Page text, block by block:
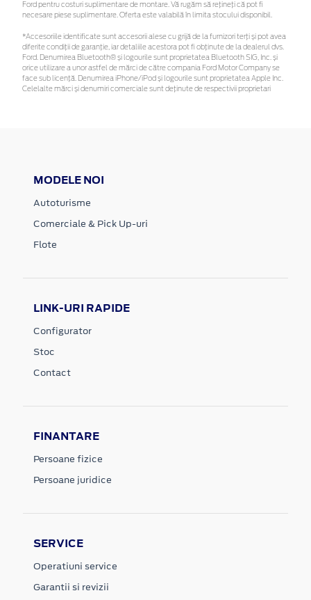
Ford pentru costuri suplimentare de montare. Vă rugăm să rețineți că pot fi
necesare piese suplimentare. Oferta este valabilă în limita stocului disponibil.
*Accesoriile identificate sunt accesorii alese cu grijă de la furnizori terți și pot avea
diferite condiții de garanție, iar detaliile acestora pot fi obținute de la dealerul dvs.
Ford. Denumirea Bluetooth® și logourile sunt proprietatea Bluetooth SIG, Inc. și
orice utilizare a unor astfel de mărci de către compania Ford Motor Company se
face sub licență. Denumirea iPhone/iPod și logourile sunt proprietatea Apple Inc.
Celelalte mărci și denumiri comerciale sunt deținute de respectivii proprietari
MODELE NOI
Autoturisme
Comerciale & Pick Up-uri
Flote
LINK-URI RAPIDE
Configurator
Stoc
Contact
FINANTARE
Persoane fizice
Persoane juridice
SERVICE
Operatiuni service
Garantii si revizii